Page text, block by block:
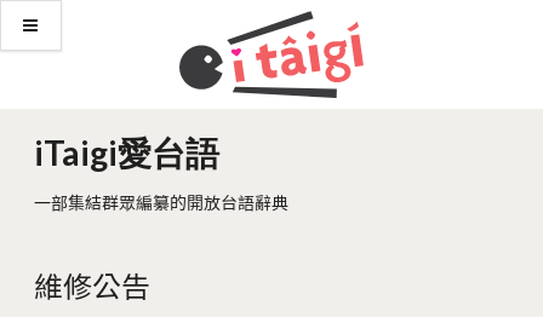
iTaigi愛台語
一部集結群眾編纂的開放台語辭典
維修公告